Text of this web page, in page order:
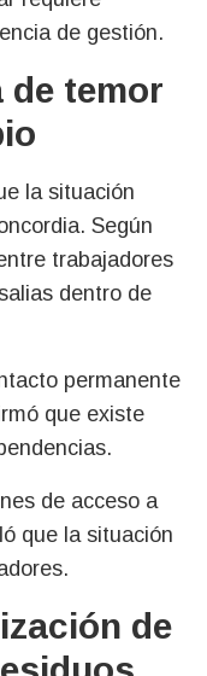
de gestión.
de temor
la situación
Según
trabajadores
dentro de
permanente
que existe
de acceso a
que la situación
de